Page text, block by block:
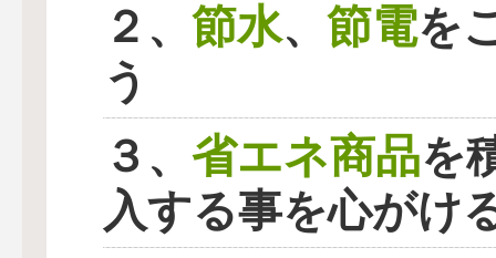
２、 節水、 節電を
う
３、 省エネ商品を
入する事を心がけ